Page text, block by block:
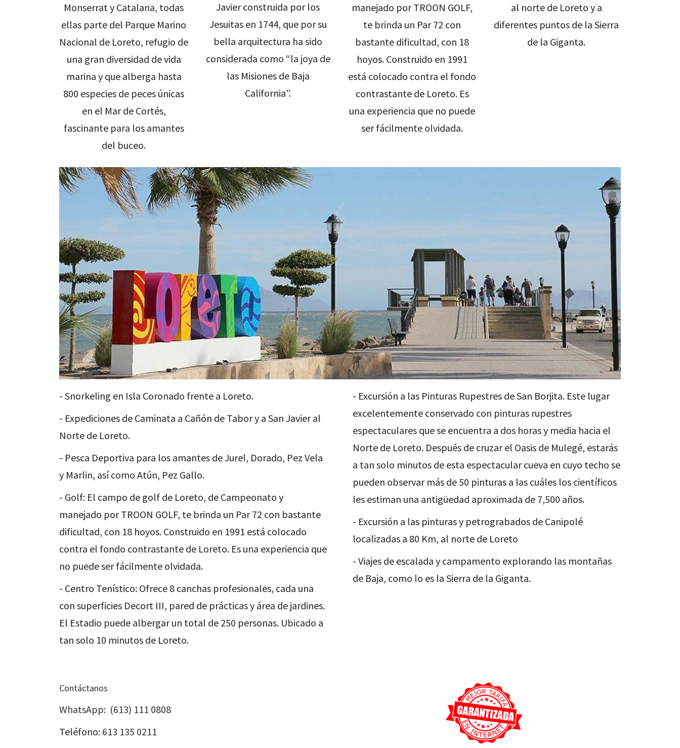
Monserrat y Catalana, todas
ellas parte del Parque Marino
Nacional de Loreto, refugio de
una gran diversidad de vida
marina y que alberga hasta
800 especies de peces únicas
en el Mar de Cortés,
fascinante para los amantes
del buceo.
Javier construida por los
Jesuitas en 1744, que por su
bella arquitectura ha sido
considerada como “la joya de
las Misiones de Baja
California”.
manejado por TROON GOLF,
te brinda un Par 72 con
bastante dificultad, con 18
hoyos. Construido en 1991
está colocado contra el fondo
contrastante de Loreto. Es
una experiencia que no puede
ser fácilmente olvidada.
al norte de Loreto y a
diferentes puntos de la Sierra
de la Giganta.
- Snorkeling en Isla Coronado frente a Loreto.
- Expediciones de Caminata a Cañón de Tabor y a San Javier al
Norte de Loreto.
- Pesca Deportiva para los amantes de Jurel, Dorado, Pez Vela
y Marlin, así como Atún, Pez Gallo.
- Golf: El campo de golf de Loreto, de Campeonato y
manejado por TROON GOLF, te brinda un Par 72 con bastante
dificultad, con 18 hoyos. Construido en 1991 está colocado
contra el fondo contrastante de Loreto. Es una experiencia que
no puede ser fácilmente olvidada.
- Centro Tenístico: Ofrece 8 canchas profesionales, cada una
con superficies Decort III, pared de prácticas y área de jardines.
El Estadio puede albergar un total de 250 personas. Ubicado a
tan solo 10 minutos de Loreto.
- Excursión a las Pinturas Rupestres de San Borjita. Este lugar
excelentemente conservado con pinturas rupestres
espectaculares que se encuentra a dos horas y media hacia el
Norte de Loreto. Después de cruzar el Oasis de Mulegé, estarás
a tan solo minutos de esta espectacular cueva en cuyo techo se
pueden observar más de 50 pinturas a las cuáles los científicos
les estiman una antigüedad aproximada de 7,500 años.
- Excursión a las pinturas y petrograbados de Canipolé
localizadas a 80 Km, al norte de Loreto
- Viajes de escalada y campamento explorando las montañas
de Baja, como lo es la Sierra de la Giganta.
Contáctanos
WhatsApp: (613) 111 0808
Teléfono: 613 135 0211